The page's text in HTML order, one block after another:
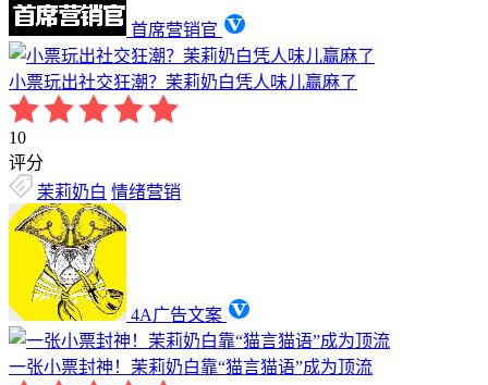
首席营销官
小票玩出社交狂潮？茉莉奶白凭人味儿赢麻了
10
评分
茉莉奶白 情绪营销
4A广告文案
一张小票封神！茉莉奶白靠“猫言猫语”成为顶流